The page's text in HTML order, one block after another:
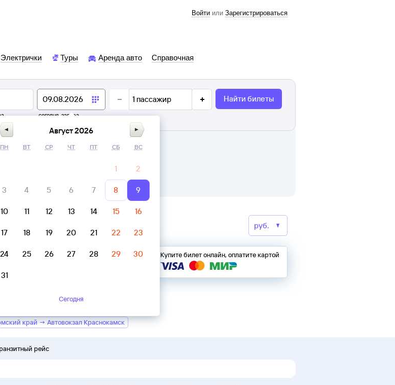
Войти или Зарегистрироваться
Электрички Туры Аренда авто Справочная
сегодня, завтра
1 пассажир Найти билеты
Пермский край
Краснокамск →
узнать точное расписание
Купите билет онлайн, оплатите картой
край → Автовокзал Краснокамск
рейс
Август 2026
ПН ВТ СР ЧТ ПТ СБ ВС
1 2
3 4 5 6 7 8 9
10 11 12 13 14 15 16
17 18 19 20 21 22 23
24 25 26 27 28 29 30
31
Сегодня